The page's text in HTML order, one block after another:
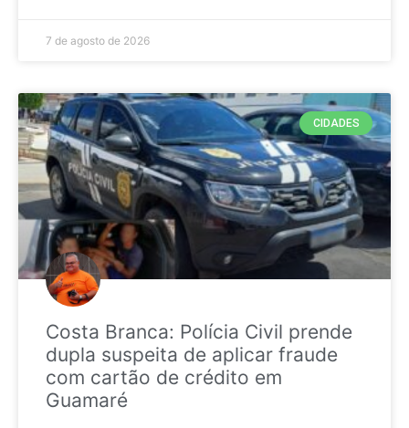
7 de agosto de 2026
CIDADES
Costa Branca: Polícia Civil prende
dupla suspeita de aplicar fraude
com cartão de crédito em
Guamaré